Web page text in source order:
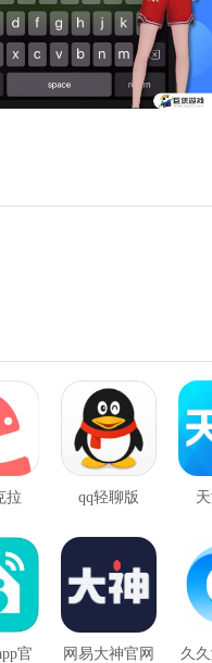
拉 qq轻聊版
官 网易大神官网 久